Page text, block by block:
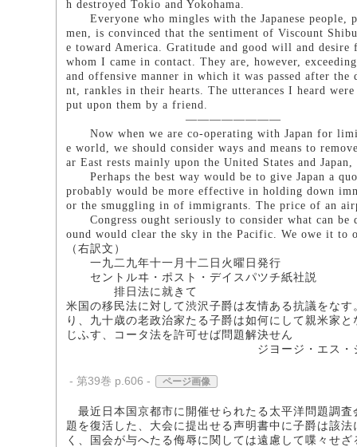
h destroyed Tokio and Yokohama.
Everyone who mingles with the Japanese people,
men, is convinced that the sentiment of Viscount
e toward America. Gratitude and good will and desire
whom I came in contact. They are, however,
and offensive manner in which it was passed after the
nt, rankles in their hearts. The utterances I heard
put upon them by a friend.
――――――――
Now when we are co-operating with Japan for
e world, we should consider ways and means to
ar East rests mainly upon the United States and
Perhaps the best way would be to give Japan a
probably would be more effective in holding down
or the smuggling in of immigrants. The price of an
Congress ought seriously to consider what can be
ound would clear the sky in the Pacific. We owe it to
（右訳文）
一九二九年十一月十二日火曜日発行
セントルヰ・ポスト・デイスパツチ紙社説
排日法に就きて
米国の移民法に対して渋沢子爵は友情ある抗議をな
り、九十歳の老政治家たる子爵は如何にして親米家
じふす、コータ法を許可せば問題解決せん
ジヨージ・エス・ジヨ
- 第39巻 p.606 - ページ画像
最近日本国京都市に開催せられたる太平洋問題調
題を復活した、大会に提出せる声明書中に子爵は該
く、国会が与へたる侮辱に関しては遠慮して喋々せ